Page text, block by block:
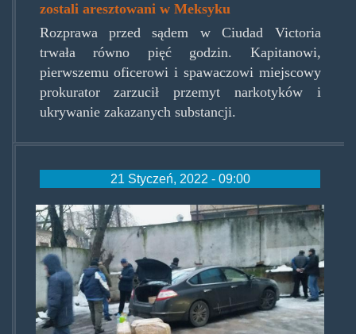
zostali aresztowani w Meksyku
Rozprawa przed sądem w Ciudad Victoria
trwała równo pięć godzin. Kapitanowi,
pierwszemu oficerowi i spawaczowi miejscowy
prokurator zarzucił przemyt narkotyków i
ukrywanie zakazanych substancji.
21 Styczeń, 2022 - 09:00
kokoambasada.jpg